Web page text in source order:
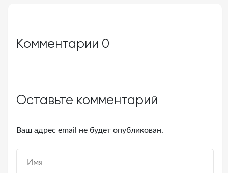
Комментарии 0
Оставьте комментарий
Ваш адрес email не будет опубликован.